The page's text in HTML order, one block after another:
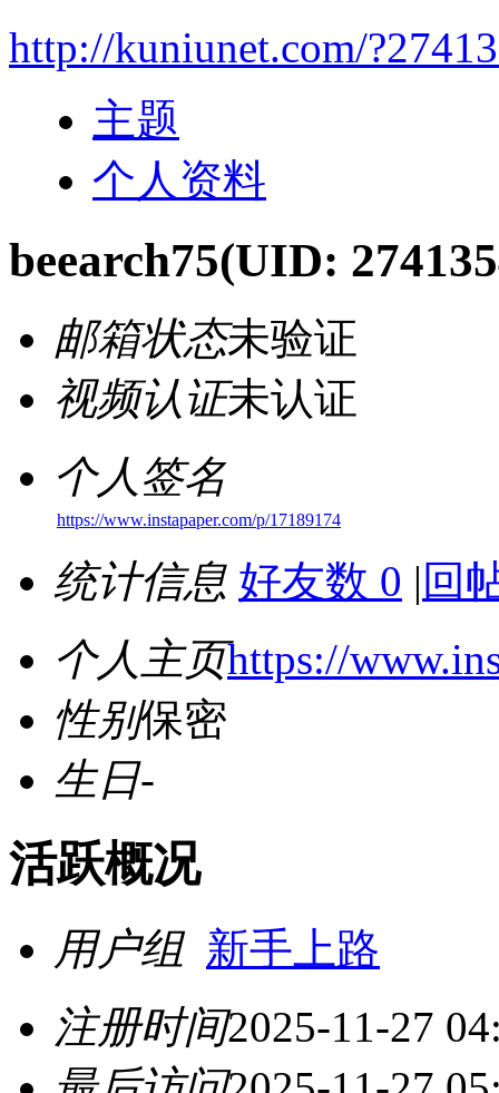
http://kuniunet.com/
主题
个人资料
beearch75(UID:
邮箱状态未验证
视频认证未认证
个人签名
https://www.instapaper.com/p/17189174
统计信息 好友数 0 | 回
个人主页https://
性别保密
生日-
活跃概况
用户组 新手上路
注册时间2025-11-27